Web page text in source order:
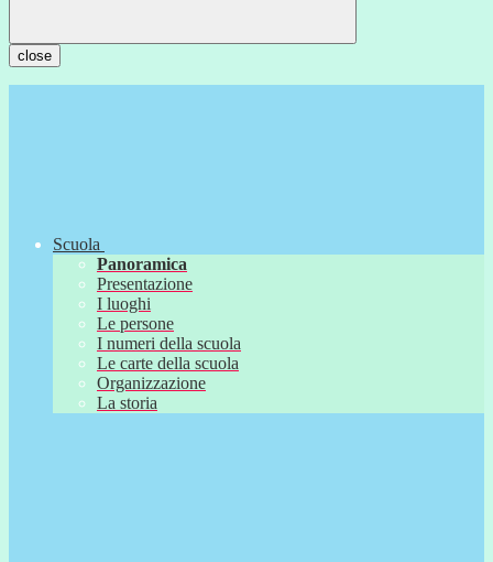
close
Scuola
Panoramica
Presentazione
I luoghi
Le persone
I numeri della scuola
Le carte della scuola
Organizzazione
La storia